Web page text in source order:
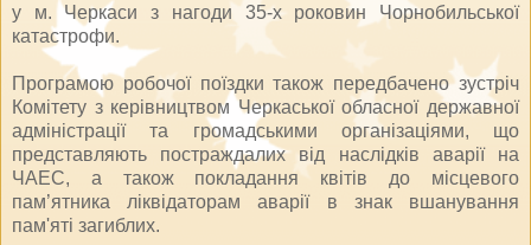
у м. Черкаси з нагоди 35-х роковин Чорнобильської
катастрофи.
Програмою робочої поїздки також передбачено зустріч
Комітету з керівництвом Черкаської обласної державної
адміністрації та громадськими організаціями, що
представляють постраждалих від наслідків аварії на
ЧАЕС, а також покладання квітів до місцевого
пам’ятника ліквідаторам аварії в знак вшанування
пам'яті загиблих.